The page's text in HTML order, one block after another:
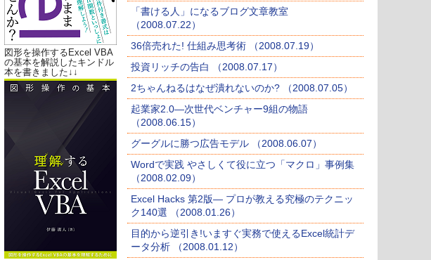
図形を操作するExcel VBA
の基本を解説したキンドル
本を書きました↓↓
「書ける人」になるブログ文章教室
（2008.07.22）
36倍売れた! 仕組み思考術 （2008.07.19）
投資リッチの告白 （2008.07.17）
2ちゃんねるはなぜ潰れないのか? （2008.07.05）
起業家2.0―次世代ベンチャー9組の物語
（2008.06.15）
グーグルに勝つ広告モデル （2008.06.07）
Wordで実践 やさしくて役に立つ「マクロ」事例集
（2008.02.09）
Excel Hacks 第2版― プロが教える究極のテクニッ
ク140選 （2008.01.26）
目的から逆引き!いますぐ実務で使えるExcel統計デ
ータ分析 （2008.01.12）